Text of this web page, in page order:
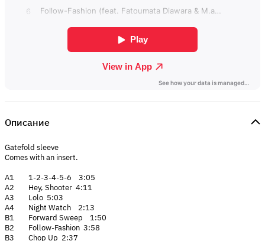
Описание
Gatefold sleeve
Comes with an insert.
A1 1-2-3-4-5-6 3:05
A2 Hey, Shooter 4:11
A3 Lolo 5:03
A4 Night Watch 2:13
B1 Forward Sweep 1:50
B2 Follow-Fashion 3:58
B3 Chop Up 2:37